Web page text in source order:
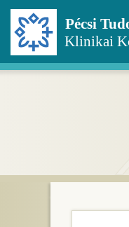
Ugrás
tartalomra